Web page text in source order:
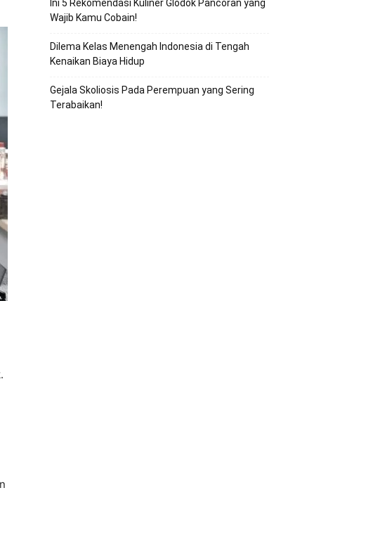
Ini 5 Rekomendasi Kuliner Glodok Pancoran yang
Wajib Kamu Cobain!
Dilema Kelas Menengah Indonesia di Tengah
Kenaikan Biaya Hidup
Gejala Skoliosis Pada Perempuan yang Sering
Terabaikan!